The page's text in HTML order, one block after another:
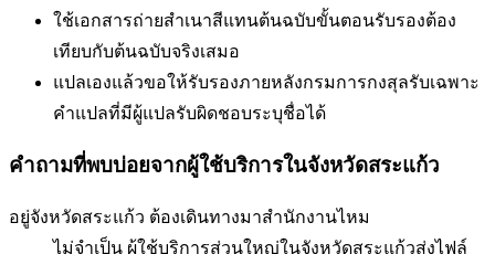
ใช้เอกสารถ่ายสำเนาสีแทนต้นฉบับขั้นตอนรับรองต้อง
เทียบกับต้นฉบับจริงเสมอ
แปลเองแล้วขอให้รับรองภายหลังกรมการกงสุลรับเฉพาะ
คำแปลที่มีผู้แปลรับผิดชอบระบุชื่อได้
คำถามที่พบบ่อยจากผู้ใช้บริการในจังหวัดสระแก้ว
อยู่จังหวัดสระแก้ว ต้องเดินทางมาสำนักงานไหม
ไม่จำเป็น ผู้ใช้บริการส่วนใหญ่ในจังหวัดสระแก้วส่งไฟล์